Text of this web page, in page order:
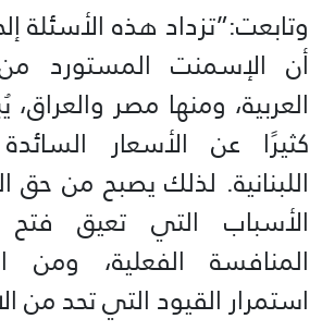
وتابعت:”تزداد هذه الأسئلة
أن الإسمنت المستورد
العربية، ومنها مصر والعراق،
كثيرًا عن الأسعار
اللبنانية. لذلك يصبح من حق
الأسباب التي تعيق
المنافسة الفعلية،
استمرار القيود التي تحد من